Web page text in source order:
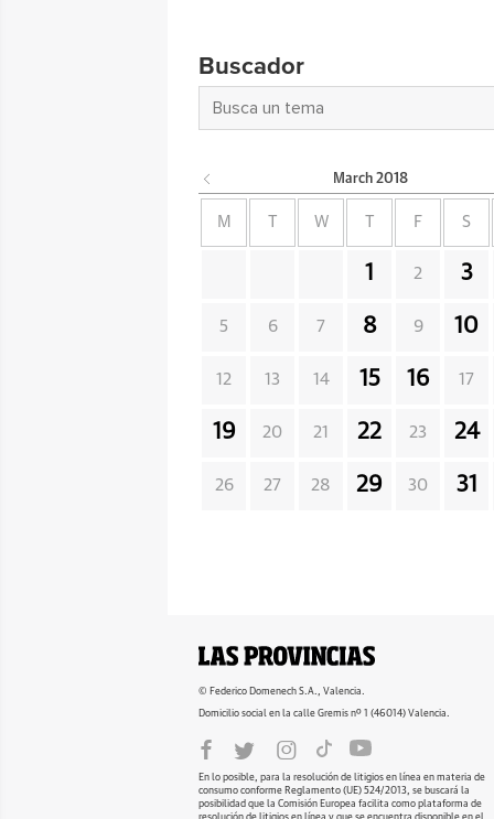
Buscador
March 2018
M W F S
1 2 3
5 6 7 8 9 10
12 13 14 15 16 17
19 20 21 22 23 24
26 27 28 29 30 31
© Federico Domenech S.A., Valencia.
Domicilio social en la calle Gremis nº 1 (46014) Valencia.
En lo posible, para la resolución de litigios en línea en materia de
consumo conforme Reglamento (UE) 524/2013, se buscará la
posibilidad que la Comisión Europea facilita como plataforma de